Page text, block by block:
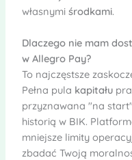
własnymi środkami.
Dlaczego nie mam
w Allegro Pay?
To najczęstsze
Pełna pula kapitału
przyznawana "na
historią w BIK.
mniejsze limity
zbadać Twoją